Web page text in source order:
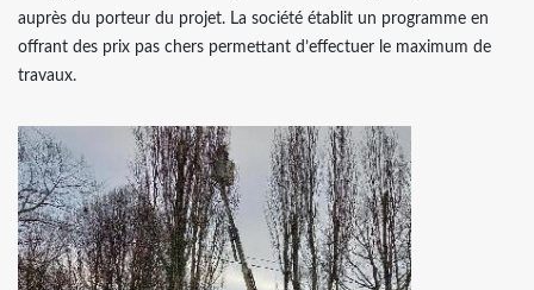
auprès du porteur du projet. La société établit un programme en
offrant des prix pas chers permettant d’effectuer le maximum de
travaux.